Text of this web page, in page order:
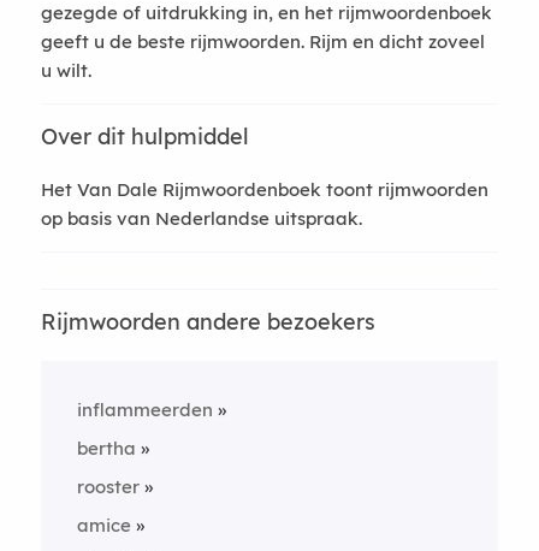
gezegde of uitdrukking in, en het rijmwoordenboek
geeft u de beste rijmwoorden. Rijm en dicht zoveel
u wilt.
Over dit hulpmiddel
Het Van Dale Rijmwoordenboek toont rijmwoorden
op basis van Nederlandse uitspraak.
Rijmwoorden andere bezoekers
inflammeerden
bertha
rooster
amice